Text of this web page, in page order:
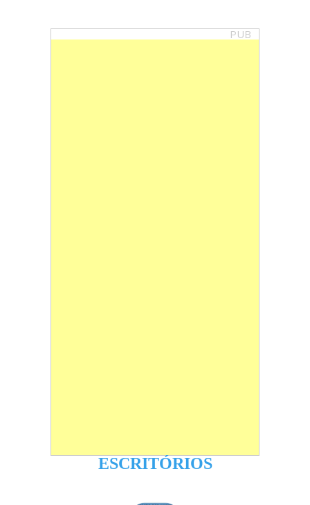
PUB
ESCRITÓRIOS